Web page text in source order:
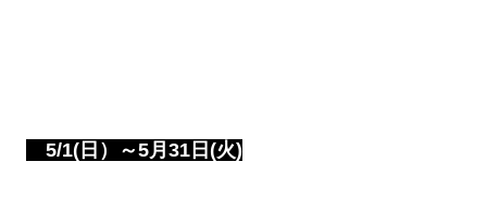
5/1(日）～5月31日(火)